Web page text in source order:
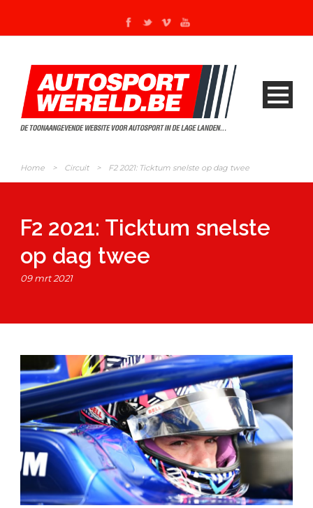
Home > Circuit > F2 2021: Ticktum snelste op dag twee
F2 2021: Ticktum snelste
op dag twee
09 mrt 2021